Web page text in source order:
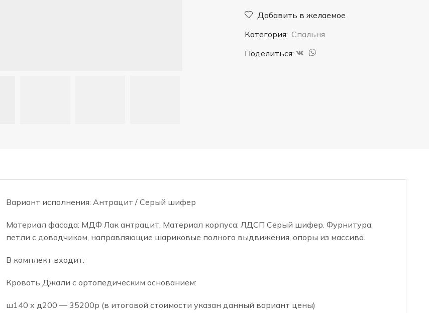
"Никеа"
Добавить в желаемое
Категория: Спальня
Поделиться:
Вариант исполнения: Антрацит / Серый шифер
Материал фасада: МДФ Лак антрацит. Материал корпуса: ЛДСП Серый шифер. Фурнитура:
петли с доводчиком, направляющие шариковые полного выдвижения, опоры из массива.
В комплект входит:
Кровать Джали с ортопедическим основанием:
ш140 х д200 — 35200р (в итоговой стоимости указан данный вариант цены)